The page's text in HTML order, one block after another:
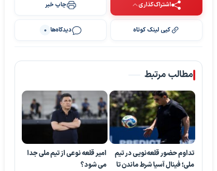
اشتراک‌گذاری چاپ خبر
کپی لینک کوتاه دیدگاه‌ها 0
مطالب مرتبط
تداوم حضور قلعه‌نویی در تیم
ملی؛ فینال آسیا شرط ماندن تا
امیر قلعه نوعی از تیم ملی جدا
می شود؟